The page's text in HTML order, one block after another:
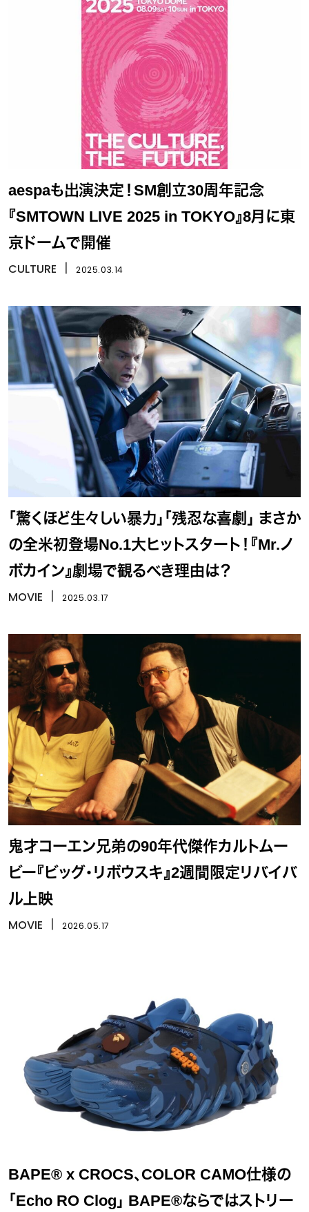
aespaも出演決定！SM創立30周年記念
『SMTOWN LIVE 2025 in TOKYO』8月に東
京ドームで開催
CULTURE 2025.03.14
「驚くほど生々しい暴力」「残忍な喜劇」 まさか
の全米初登場No.1大ヒットスタート！『Mr.ノ
ボカイン』劇場で観るべき理由は？
MOVIE 2025.03.17
鬼才コーエン兄弟の90年代傑作カルトムー
ビー『ビッグ・リボウスキ』2週間限定リバイバ
ル上映
MOVIE 2026.05.17
BAPE® x CROCS、COLOR CAMO仕様の
「Echo RO Clog」 BAPE®ならではストリー